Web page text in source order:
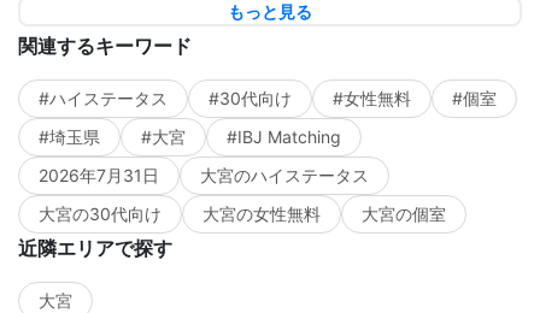
もっと見る
関連するキーワード
#ハイステータス #30代向け #女性無料
#個室
#埼玉県
#大宮
#IBJ Matching
2026年7月31日
大宮のハイステータス
大宮の30代向け
大宮の女性無料 大宮の個室
近隣エリアで探す
大宮